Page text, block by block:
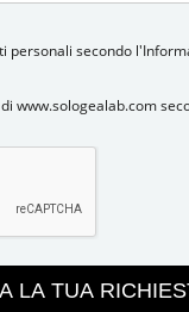
personali secondo
www.sologealab.com